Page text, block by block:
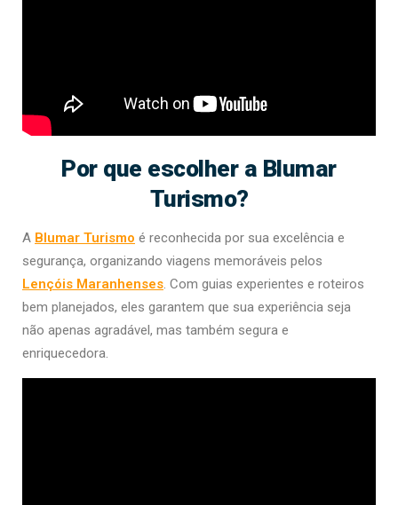
Por que escolher a Blumar
Turismo?
A Blumar Turismo é reconhecida por sua excelência e
segurança, organizando viagens memoráveis pelos
Lençóis Maranhenses. Com guias experientes e roteiros
bem planejados, eles garantem que sua experiência seja
não apenas agradável, mas também segura e
enriquecedora.